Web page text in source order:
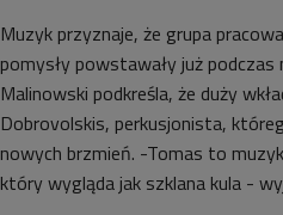
Muzyk przyznaje, że grupa
pomysły powstawały już podczas
Malinowski podkreśla, że duży
Dobrovolskis, perkusjonista,
nowych brzmień. -Tomas to
który wygląda jak szklana kula -